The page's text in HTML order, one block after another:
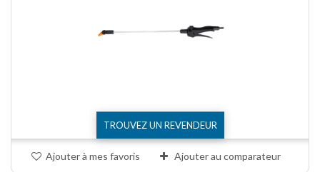
TROUVEZ UN REVENDEUR
Ajouter à mes favoris Ajouter au comparateur